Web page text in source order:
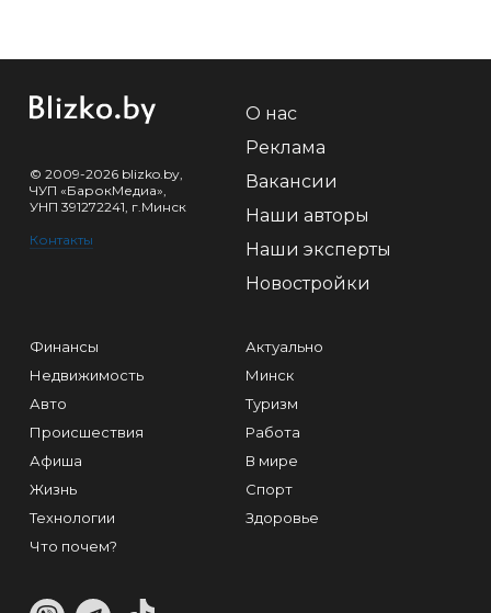
© 2009-2026 blizko.by,
ЧУП «БарокМедиа»,
УНП 391272241, г.Минск
Контакты
О нас
Реклама
Вакансии
Наши авторы
Наши эксперты
Новостройки
Финансы
Недвижимость
Авто
Происшествия
Афиша
Жизнь
Технологии
Что почем?
Актуально
Минск
Туризм
Работа
В мире
Спорт
Здоровье